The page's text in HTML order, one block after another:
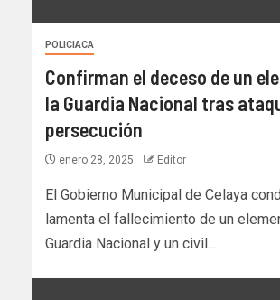
POLICIACA
Confirman el deceso de un
la Guardia Nacional tras
persecución
enero 28, 2025 Editor
El Gobierno Municipal de Celaya
lamenta el fallecimiento de un
Guardia Nacional y un civil...